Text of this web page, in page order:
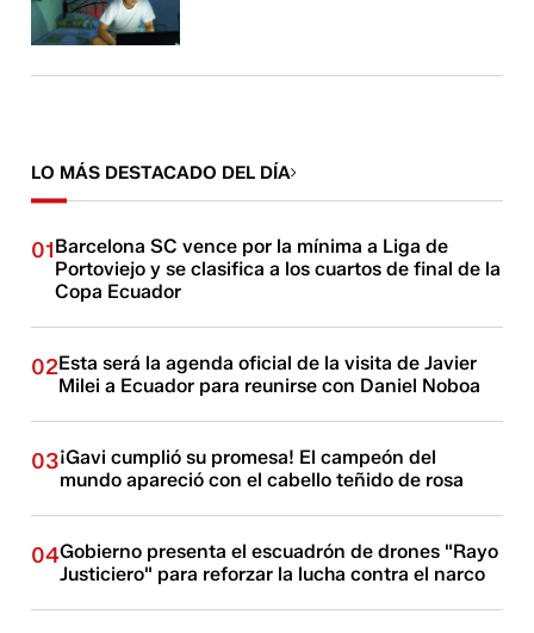
LO MÁS DESTACADO DEL DÍA
01Barcelona SC vence por la mínima a Liga de
Portoviejo y se clasifica a los cuartos de final de la
Copa Ecuador
02Esta será la agenda oficial de la visita de Javier
Milei a Ecuador para reunirse con Daniel Noboa
03¡Gavi cumplió su promesa! El campeón del
mundo apareció con el cabello teñido de rosa
04Gobierno presenta el escuadrón de drones "Rayo
Justiciero" para reforzar la lucha contra el narco